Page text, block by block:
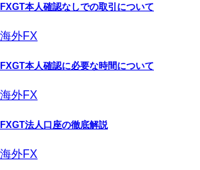
FXGT本人確認なしでの取引について
海外FX
FXGT本人確認に必要な時間について
海外FX
FXGT法人口座の徹底解説
海外FX